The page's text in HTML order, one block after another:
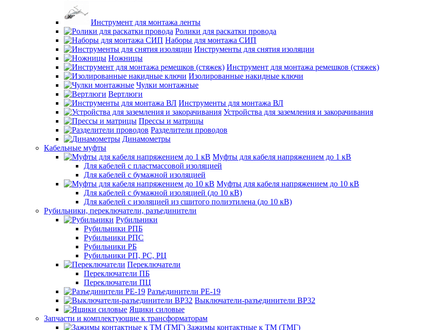
Инструмент для монтажа ленты
Ролики для раскатки провода
Наборы для монтажа СИП
Инструменты для снятия изоляции
Ножницы
Инструмент для монтажа ремешков (стяжек)
Изолированные накидные ключи
Чулки монтажные
Вертлюги
Инструменты для монтажа ВЛ
Устройства для заземления и закорачивания
Прессы и матрицы
Разделители проводов
Динамометры
Кабельные муфты
Муфты для кабеля напряжением до 1 кВ
Для кабелей с пластмассовой изоляцией
Для кабелей с бумажной изоляцией
Муфты для кабеля напряжением до 10 кВ
Для кабелей с бумажной изоляцией (до 10 кВ)
Для кабелей с изоляцией из сшитого полиэтилена (до 10 кВ)
Рубильники, переключатели, разъединители
Рубильники
Рубильники РПБ
Рубильники РПС
Рубильники РБ
Рубильники РП, РС, РЦ
Переключатели
Переключатели ПБ
Переключатели ПЦ
Разъединители РЕ-19
Выключатели-разъединители ВР32
Ящики силовые
Запчасти и комплектующие к трансформаторам
Зажимы контактные к ТМ (ТМГ)